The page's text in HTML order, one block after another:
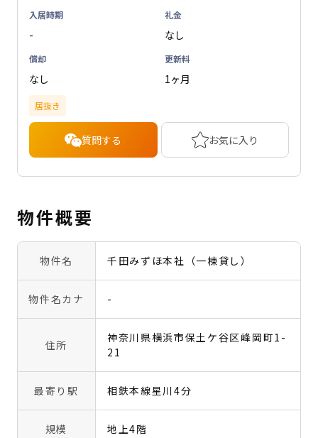
入居時期
-
礼金
なし
償却
なし
更新料
1ヶ月
居抜き
質問する お気に入り
物件概要
物件名 千田みずほ本社（一棟貸し）
物件名カナ -
住所
神奈川県横浜市保土ケ谷区峰岡町1-
21
最寄り駅 相鉄本線星川4分
規模 地上4階